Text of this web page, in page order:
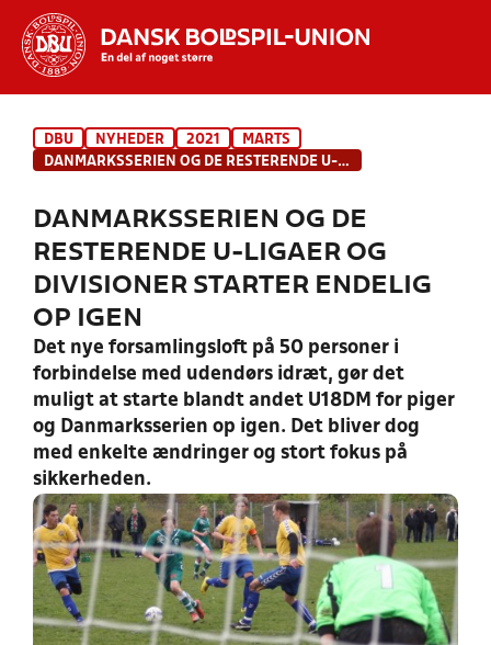
INDHOLD OG NYHEDER
HOLD
DBU NYHEDER 2021
MARTS
DANMARKSSERIEN OG DE RESTERENDE U-LIGAER OG DIVISIONER STARTER ENDELIG OP IGEN
DANMARKSSERIEN OG DE
RESTERENDE U-LIGAER OG
DIVISIONER STARTER ENDELIG
OP IGEN
Det nye forsamlingsloft på 50 personer i
forbindelse med udendørs idræt, gør det
muligt at starte blandt andet U18DM for piger
og Danmarksserien op igen. Det bliver dog
med enkelte ændringer og stort fokus på
sikkerheden.